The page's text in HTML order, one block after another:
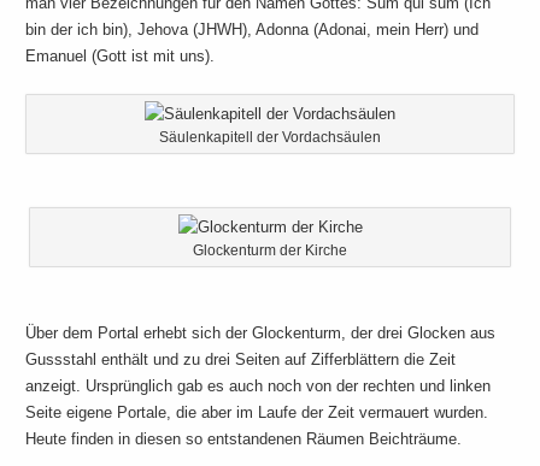
bin der ich bin), Jehova (JHWH), Adonna (Adonai, mein Herr) und
Emanuel (Gott ist mit uns).
Säulenkapitell der Vordachsäulen
Glockenturm der Kirche
Über dem Portal erhebt sich der Glockenturm, der drei Glocken aus
Gussstahl enthält und zu drei Seiten auf Zifferblättern die Zeit
anzeigt. Ursprünglich gab es auch noch von der rechten und linken
Seite eigene Portale, die aber im Laufe der Zeit vermauert wurden.
Heute finden in diesen so entstandenen Räumen Beichträume.